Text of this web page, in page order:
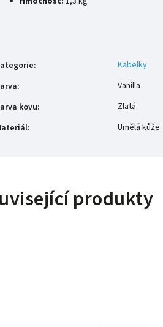
:
Kabelky
:
Vanilla
kovu:
Zlatá
: Umělá kůže
produkty